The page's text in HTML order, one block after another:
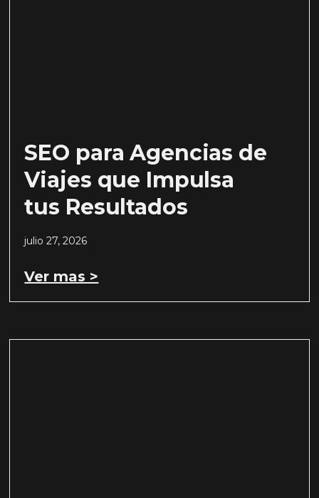
SEO para Agencias de
Viajes que Impulsa
tus Resultados
julio 27, 2026
Ver mas >